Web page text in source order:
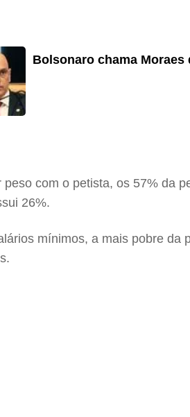
Bolsonaro chama
com o petista, os 57% da
26%.
mínimos, a mais pobre